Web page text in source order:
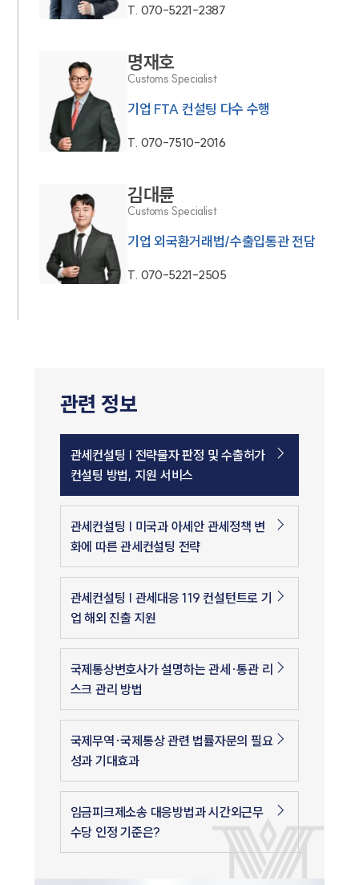
T. 070-5221-2387
명재호
Customs Specialist
기업 FTA 컨설팅 다수 수행
T. 070-7510-2016
김대륜
Customs Specialist
기업 외국환거래법/수출입통관 전담
T. 070-5221-2505
관련 정보
관세컨설팅 | 전략물자 판정 및 수출허가
컨설팅 방법, 지원 서비스
관세컨설팅 | 미국과 아세안 관세정책 변
화에 따른 관세컨설팅 전략
관세컨설팅 | 관세대응 119 컨설턴트로 기
업 해외 진출 지원
국제통상변호사가 설명하는 관세·통관 리
스크 관리 방법
국제무역·국제통상 관련 법률자문의 필요
성과 기대효과
임금피크제소송 대응방법과 시간외근무
수당 인정 기준은?